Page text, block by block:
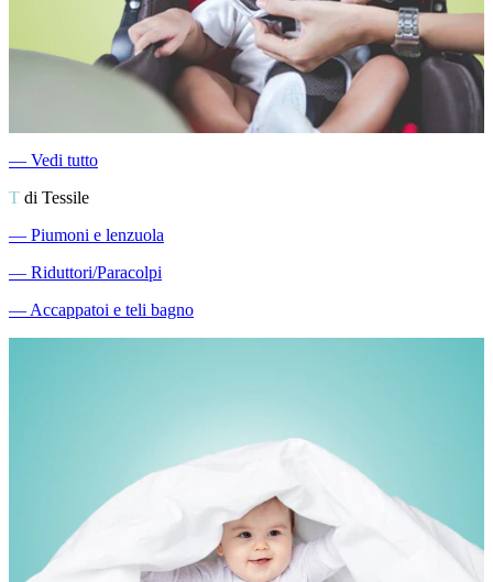
― Vedi tutto
T di Tessile
― Piumoni e lenzuola
― Riduttori/Paracolpi
―Accappatoi e teli bagno